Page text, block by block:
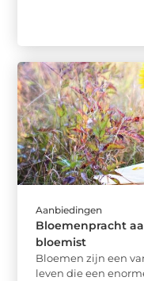
Aanbiedingen
Bloemenpracht
bloemist
Bloemen zijn een
leven die een